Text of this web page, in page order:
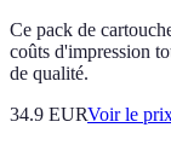
Ce pack de
coûts d'impression
de qualité.
34.9 EURVoir le